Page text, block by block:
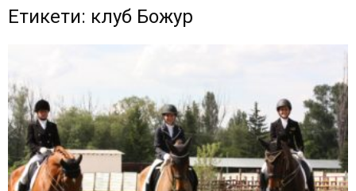
Етикети: клуб Божур